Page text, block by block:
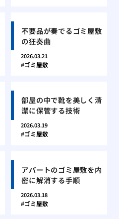
不要品が奏でるゴミ屋敷
の狂奏曲
2026.03.21
ゴミ屋敷
部屋の中で靴を美しく清
潔に保管する技術
2026.03.19
ゴミ屋敷
アパートのゴミ屋敷を内
密に解消する手順
2026.03.18
ゴミ屋敷